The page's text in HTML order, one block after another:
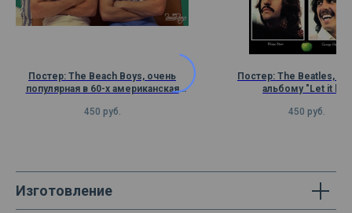
Постер: Тhe Beach Boys, очень
популярная в 60-х американская
450 руб.
Постер: The Beatles,
альбому "Let it be"
450 руб.
Изготовление